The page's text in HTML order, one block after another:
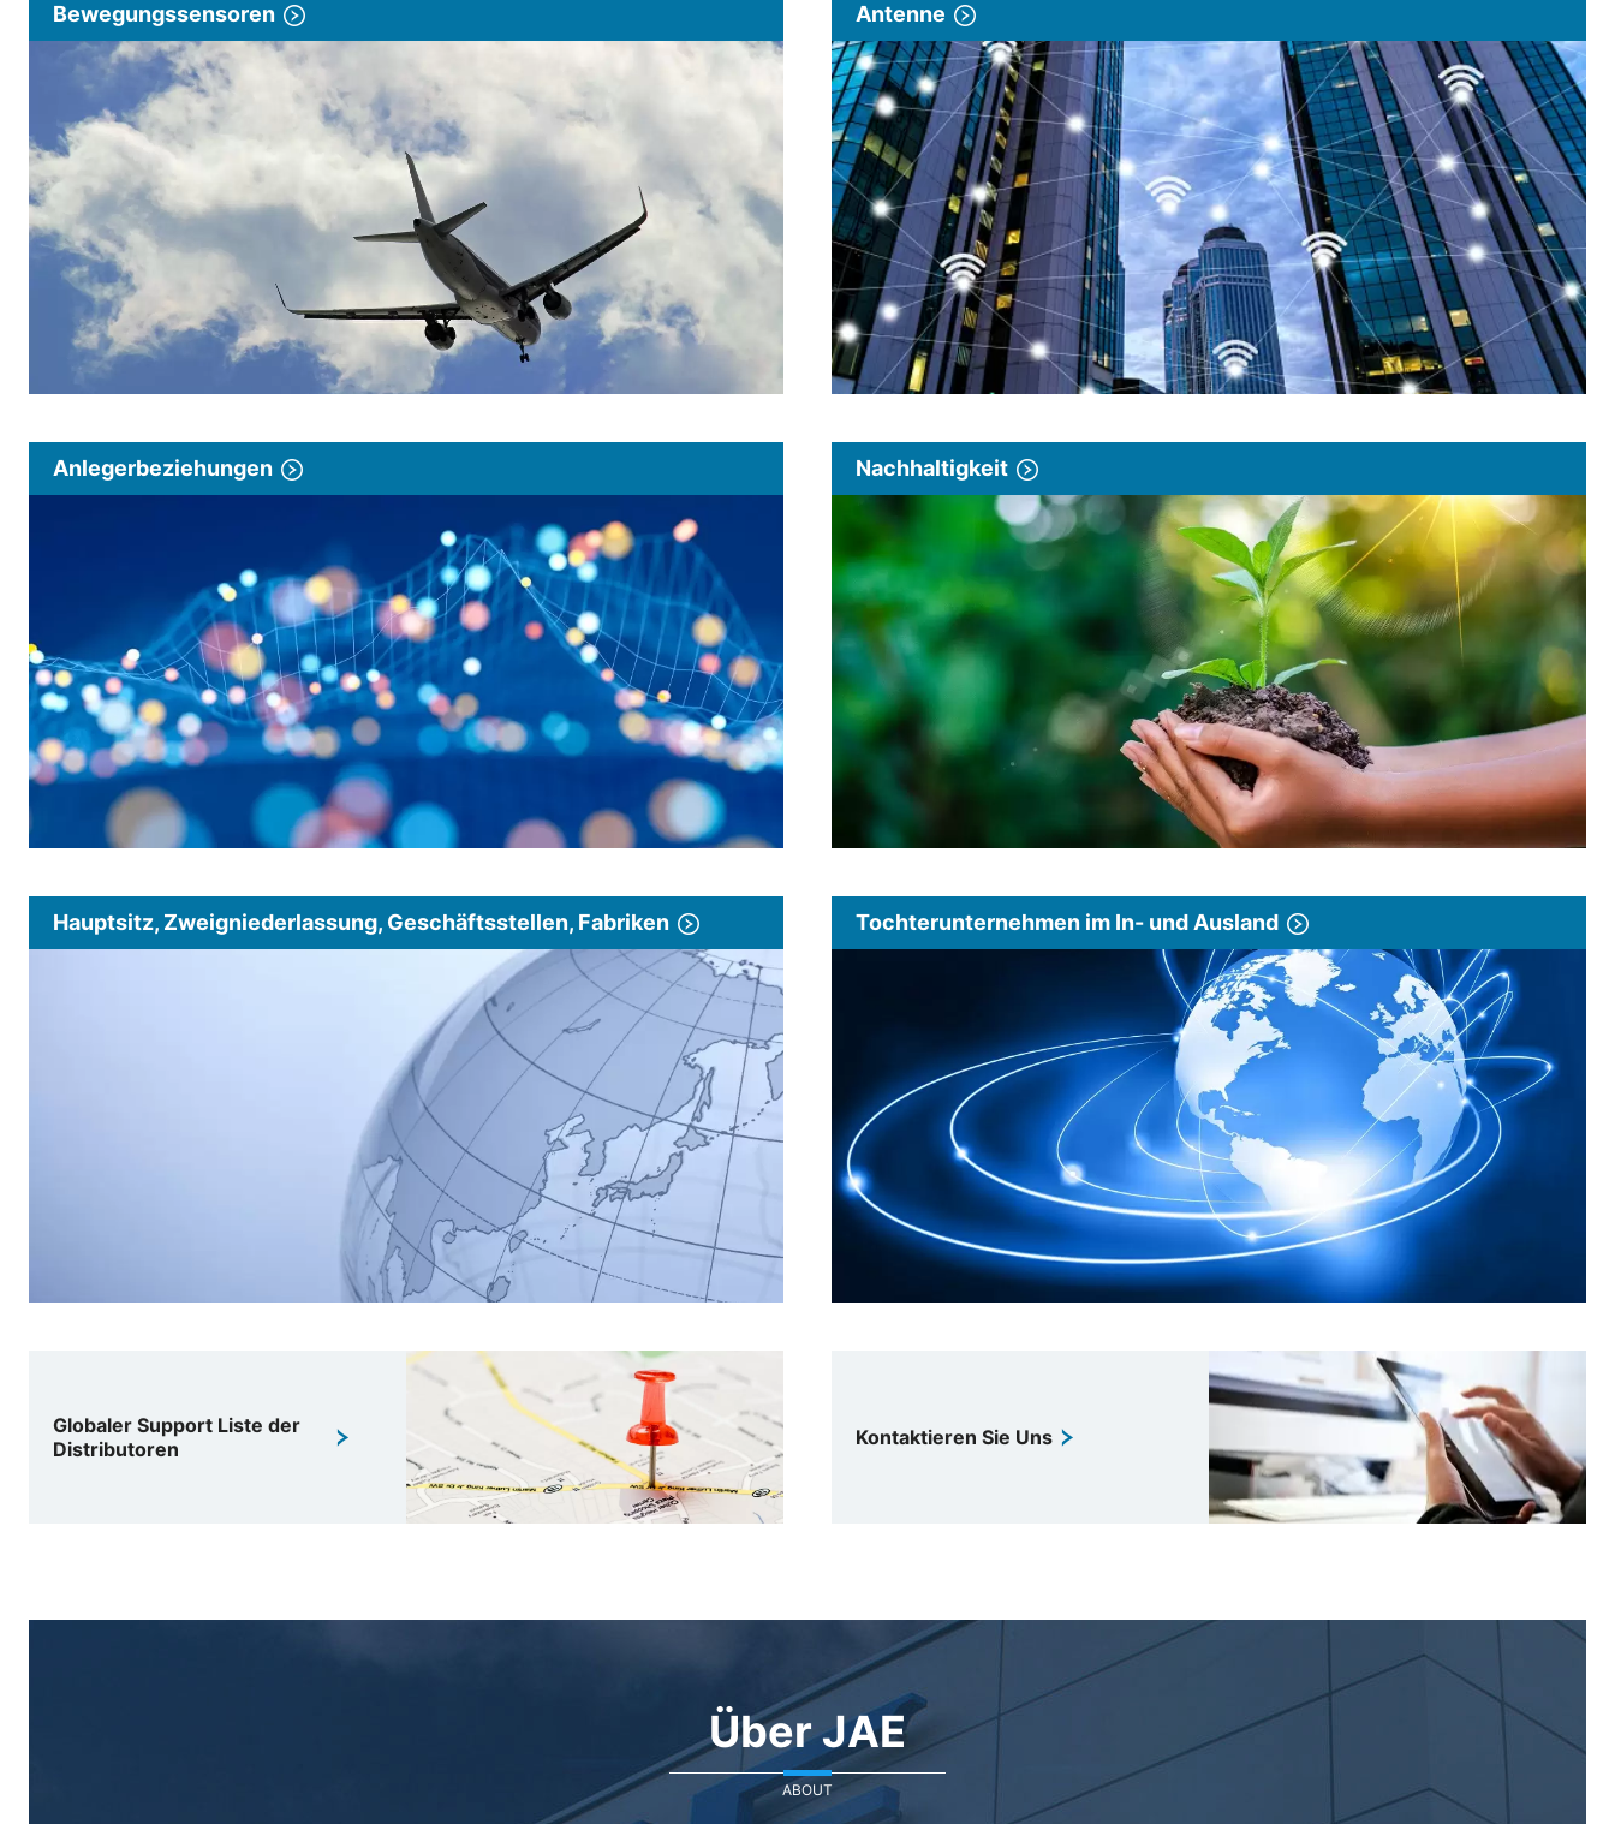
Bewegungssensoren Antenne
Anlegerbeziehungen Nachhaltigkeit
Hauptsitz, Zweigniederlassung, Geschäftsstellen, Fabriken Tochterunternehmen im In- und Ausland
Globaler Support Liste der
Distributoren
Kontaktieren Sie Uns
Über JAE
ABOUT